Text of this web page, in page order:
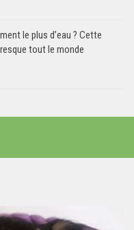
le plus d’eau ? Cette
tout le monde